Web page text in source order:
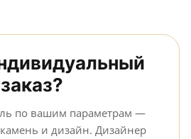
заказ?
по вашим параметрам —
и дизайн. Дизайнер